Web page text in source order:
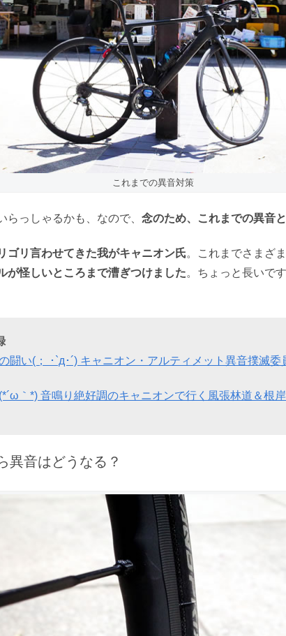
これまでの異音対策
らっしゃるかも、なので、 念のため、これまでの異音
ゴリ言わせてきた我がキャニオン氏。これまでさまざ
が怪しいところまで漕ぎつけました。ちょっと長いで
闘い(； ･`д･´) キャニオン・アルティメット異音撲滅委
｀*) 音鳴り絶好調のキャニオンで行く風張林道＆根
異音はどうなる？